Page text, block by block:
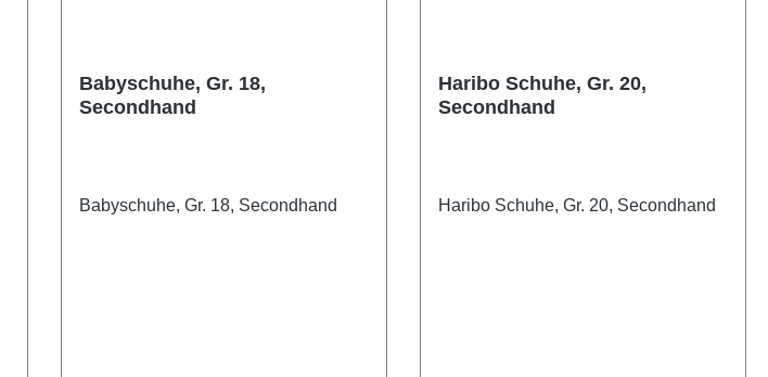
Babyschuhe, Gr. 18,
Secondhand
Babyschuhe, Gr. 18, Secondhand
Haribo Schuhe, Gr. 20,
Secondhand
Haribo Schuhe, Gr. 20, Secondhand